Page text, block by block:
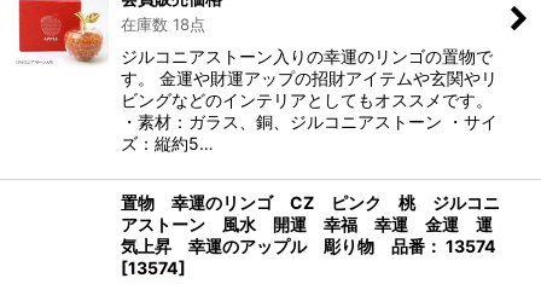
在庫数 18点
ジルコニアストーン入りの幸運のリンゴの置物で
す。 金運や財運アップの招財アイテムや玄関やリ
ビングなどのインテリアとしてもオススメです。
・素材：ガラス、銅、ジルコニアストーン ・サイ
ズ：縦約5…
置物 幸運のリンゴ CZ ピンク 桃 ジルコニ
アストーン 風水 開運 幸福 幸運 金運 運
気上昇 幸運のアップル 彫り物 品番： 13574
[13574]